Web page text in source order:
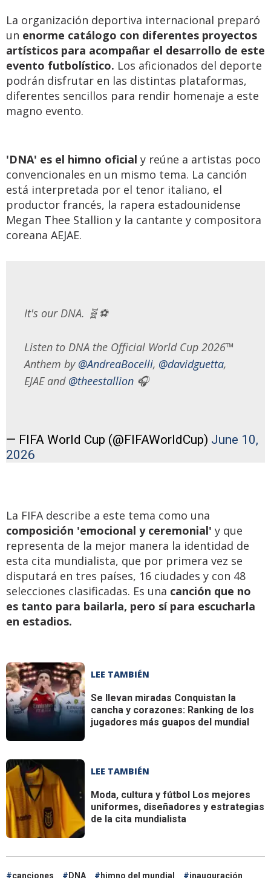
La organización deportiva internacional preparó
un enorme catálogo con diferentes proyectos
artísticos para acompañar el desarrollo de este
evento futbolístico. Los aficionados del deporte
podrán disfrutar en las distintas plataformas,
diferentes sencillos para rendir homenaje a este
magno evento.
'DNA' es el himno oficial y reúne a artistas poco
convencionales en un mismo tema. La canción
está interpretada por el tenor italiano, el
productor francés, la rapera estadounidense
Megan Thee Stallion y la cantante y compositora
coreana AEJAE.
It's our DNA. 🧬⚽️
Listen to DNA the Official World Cup 2026™
Anthem by @AndreaBocelli, @davidguetta,
EJAE and @theestallion 🎧
— FIFA World Cup (@FIFAWorldCup) June 10,
2026
La FIFA describe a este tema como una
composición 'emocional y ceremonial' y que
representa de la mejor manera la identidad de
esta cita mundialista, que por primera vez se
disputará en tres países, 16 ciudades y con 48
selecciones clasificadas. Es una canción que no
es tanto para bailarla, pero sí para escucharla
en estadios.
LEE TAMBIÉN
Se llevan miradas Conquistan la
cancha y corazones: Ranking de los
jugadores más guapos del mundial
LEE TAMBIÉN
Moda, cultura y fútbol
Los mejores
uniformes, diseñadores y estrategias
de la cita mundialista
canciones DNA himno del mundial
inauguración